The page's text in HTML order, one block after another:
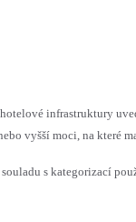
infrastruktury
vyšší moci, na které
s kategorizací